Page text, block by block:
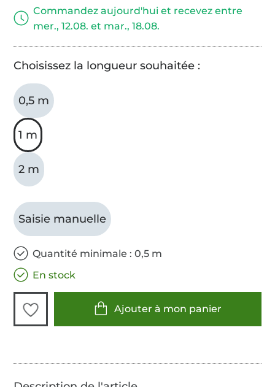
Commandez aujourd'hui et recevez entre
mer., 12.08. et mar., 18.08.
Choisissez la longueur souhaitée :
0,5 m
1 m
2 m
Saisie manuelle
Quantité minimale : 0,5 m
En stock
Ajouter à mon panier